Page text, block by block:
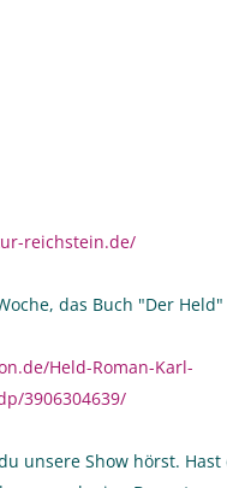
reichstein.de/
das Buch "Der
Held-Roman-Karl-
3906304639/
unsere Show hörst.